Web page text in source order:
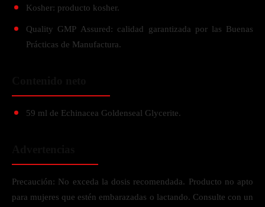
Kosher: producto kosher.
Quality GMP Assured: calidad garantizada por las Buenas
Prácticas de Manufactura.
59 ml de Echinacea Goldenseal Glycerite.
Precaución: No exceda la dosis recomendada. Producto no apto
para mujeres que estén embarazadas o lactando. Consulte con un